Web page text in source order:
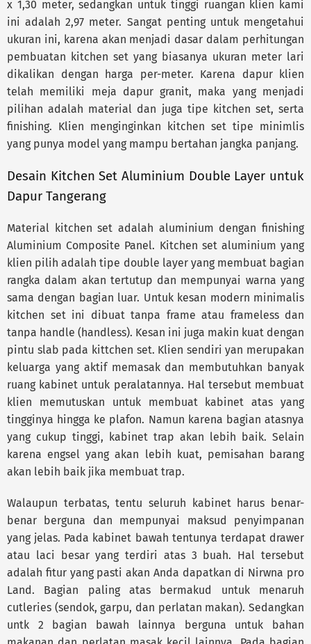
x 1,30 meter, sedangkan untuk tinggi ruangan klien kami
ini adalah 2,97 meter. Sangat penting untuk mengetahui
ukuran ini, karena akan menjadi dasar dalam perhitungan
pembuatan kitchen set yang biasanya ukuran meter lari
dikalikan dengan harga per-meter. Karena dapur klien
telah memiliki meja dapur granit, maka yang menjadi
pilihan adalah material dan juga tipe kitchen set, serta
finishing. Klien menginginkan kitchen set tipe minimlis
yang punya model yang mampu bertahan jangka panjang.
Desain Kitchen Set Aluminium Double Layer untuk
Dapur Tangerang
Material kitchen set adalah aluminium dengan finishing
Aluminium Composite Panel. Kitchen set aluminium yang
klien pilih adalah tipe double layer yang membuat bagian
rangka dalam akan tertutup dan mempunyai warna yang
sama dengan bagian luar. Untuk kesan modern minimalis
kitchen set ini dibuat tanpa frame atau frameless dan
tanpa handle (handless). Kesan ini juga makin kuat dengan
pintu slab pada kittchen set. Klien sendiri yan merupakan
keluarga yang aktif memasak dan membutuhkan banyak
ruang kabinet untuk peralatannya. Hal tersebut membuat
klien memutuskan untuk membuat kabinet atas yang
tingginya hingga ke plafon. Namun karena bagian atasnya
yang cukup tinggi, kabinet trap akan lebih baik. Selain
karena engsel yang akan lebih kuat, pemisahan barang
akan lebih baik jika membuat trap.
Walaupun terbatas, tentu seluruh kabinet harus benar-
benar berguna dan mempunyai maksud penyimpanan
yang jelas. Pada kabinet bawah tentunya terdapat drawer
atau laci besar yang terdiri atas 3 buah. Hal tersebut
adalah fitur yang pasti akan Anda dapatkan di Nirwna pro
Land. Bagian paling atas bermakud untuk menaruh
cutleries (sendok, garpu, dan perlatan makan). Sedangkan
untk 2 bagian bawah lainnya berguna untuk bahan